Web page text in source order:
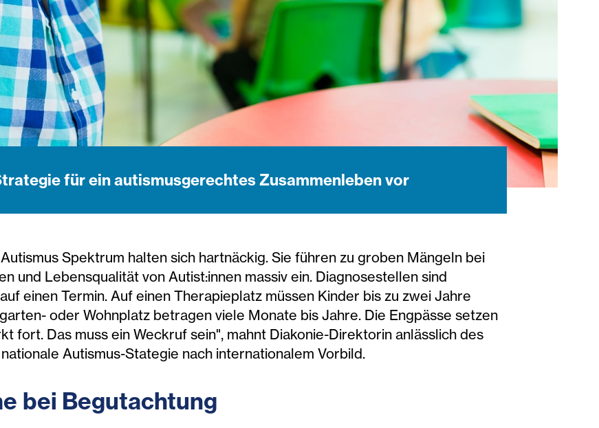
für ein autismusgerechtes Zusammenleben vor
Spektrum halten sich hartnäckig. Sie führen zu groben Mängeln bei
und Lebensqualität von Autist:innen massiv ein. Diagnosestellen sind
einen Termin. Auf einen Therapieplatz müssen Kinder bis zu zwei Jahre
oder Wohnplatz betragen viele Monate bis Jahre. Die Engpässe setzen
fort. Das muss ein Weckruf sein", mahnt Diakonie-Direktorin anlässlich des
Autismus-Stategie nach internationalem Vorbild.
bei Begutachtung